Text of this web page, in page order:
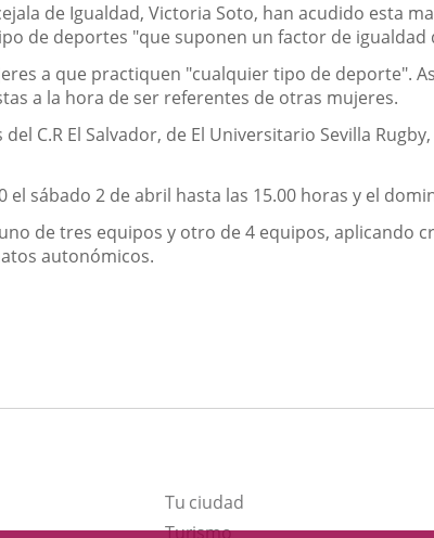
de Igualdad, Victoria Soto, han acudido esta
de deportes "que suponen un factor de
a que practiquen "cualquier tipo de deporte".
a la hora de ser referentes de otras mujeres.
C.R El Salvador, de El Universitario Sevilla
sábado 2 de abril hasta las 15.00 horas y el
de tres equipos y otro de 4 equipos, aplicando
autonómicos.
Tu ciudad
TurismoThis